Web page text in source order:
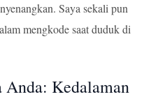
Saya sekali pun
mengkode saat duduk di
Anda: Kedalaman